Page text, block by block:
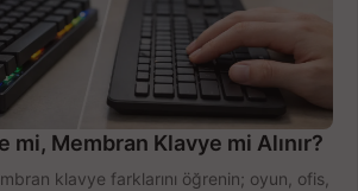
mi, Membran Klavye mi Alınır?
klavye farklarını öğrenin; oyun, ofis,